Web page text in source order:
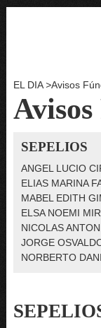
EL DIA >Avisos
SEPELIOS
ANGEL LUCIO
ELIAS MARINA
MABEL EDITH
ELSA NOEMI
NICOLAS
JORGE
NORBERTO